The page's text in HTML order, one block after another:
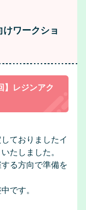
ワークショ
】レジンアク
ておりましたイ
たしました。
る方向で準備を
です。